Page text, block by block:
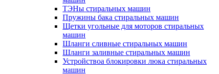
ТЭНы стиральных машин
Пружины бака стиральных машин
Щетки угольные для моторов стиральных
машин
Шланги сливные стиральных машин
Шланги заливные стиральных машин
Устройствоа блокировки люка стиральных
машин